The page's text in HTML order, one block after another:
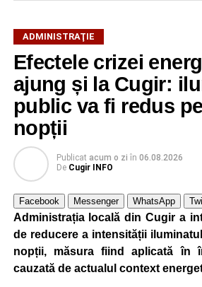
ADMINISTRAŢIE
Efectele crizei
ajung și la Cugir:
public va fi redus
nopții
Publicat acum o zi în 06.08.2026
De Cugir INFO
Facebook Messenger WhatsApp
Administrația locală din Cugir a
de reducere a intensității
nopții, măsura fiind aplicată în
cauzată de actualul context